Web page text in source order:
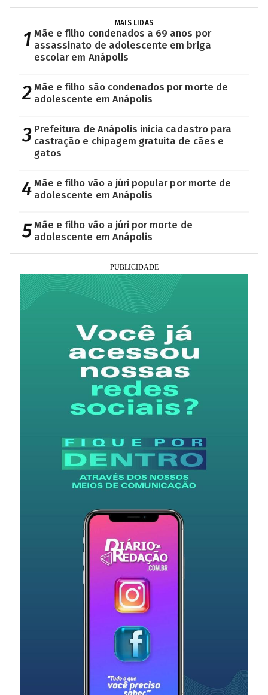
MAIS LIDAS
1 Mãe e filho condenados a 69 anos por
assassinato de adolescente em briga
escolar em Anápolis
2 Mãe e filho são condenados por morte de
adolescente em Anápolis
3 Prefeitura de Anápolis inicia cadastro para
castração e chipagem gratuita de cães e
gatos
4 Mãe e filho vão a júri popular por morte de
adolescente em Anápolis
5 Mãe e filho vão a júri por morte de
adolescente em Anápolis